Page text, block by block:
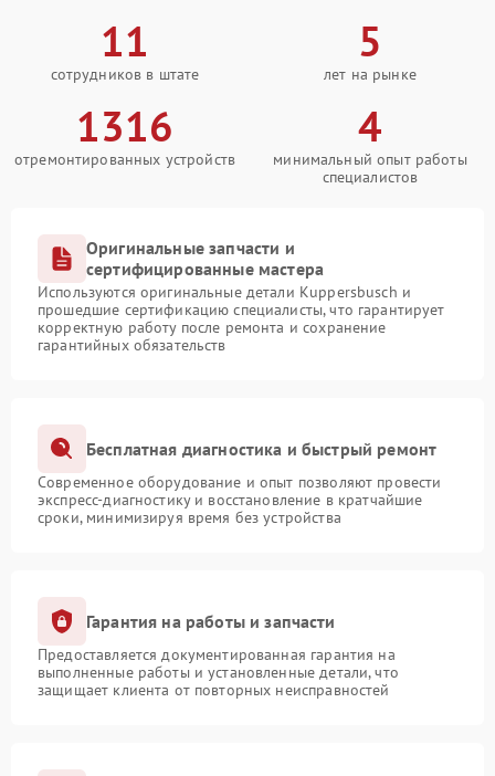
11
сотрудников в штате
5
лет на рынке
1316
отремонтированных устройств
4
минимальный опыт работы
специалистов
Оригинальные запчасти и
сертифицированные мастера
Используются оригинальные детали Kuppersbusch и
прошедшие сертификацию специалисты, что гарантирует
корректную работу после ремонта и сохранение
гарантийных обязательств
Бесплатная диагностика и быстрый ремонт
Современное оборудование и опыт позволяют провести
экспресс-диагностику и восстановление в кратчайшие
сроки, минимизируя время без устройства
Гарантия на работы и запчасти
Предоставляется документированная гарантия на
выполненные работы и установленные детали, что
защищает клиента от повторных неисправностей